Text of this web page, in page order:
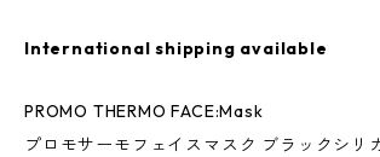
International shipping available
PROMO THERMO FACE:Mask
プロモサーモフェイスマスク ブラックシリ